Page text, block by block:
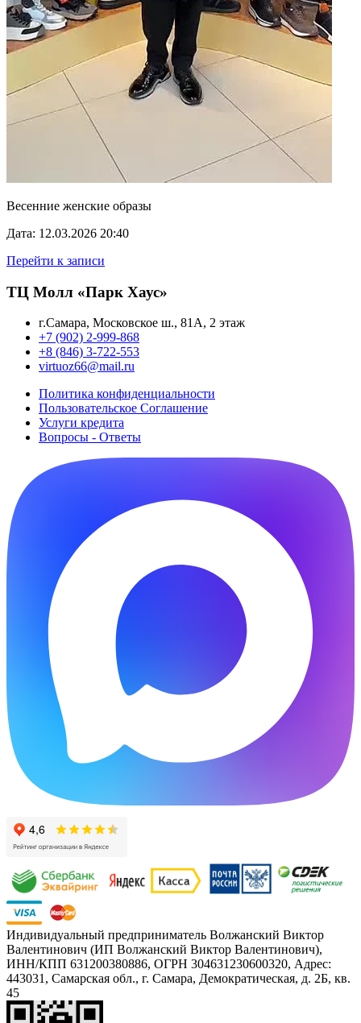
Весенние женские образы
Дата: 12.03.2026 20:40
Перейти к записи
ТЦ Молл «Парк Хаус»
г.Самара, Московское ш., 81А, 2 этаж
+7 (902) 2-999-868
+8 (846) 3-722-553
virtuoz66@mail.ru
Политика конфиденциальности
Пользовательское Cоглашение
Услуги кредита
Вопросы - Ответы
Индивидуальный предприниматель Волжанский Виктор
Валентинович (ИП Волжанский Виктор Валентинович),
ИНН/КПП 631200380886, ОГРН 304631230600320, Адрес:
443031, Самарская обл., г. Самара, Демократическая, д. 2Б, кв.
45